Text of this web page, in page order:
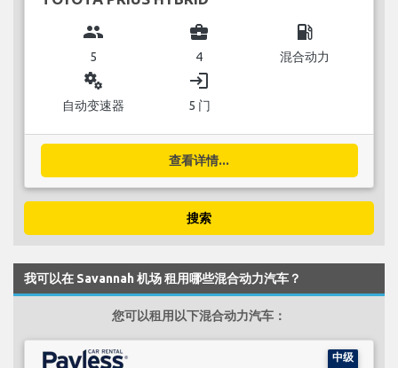
group
5
business_center
4
local_gas_station
混合动力
miscellaneous_services
自动变速器
login
5 门
查看详情...
搜索
我可以在 Savannah 机场 租用哪些混合动力汽车？
您可以租用以下混合动力汽车：
中级